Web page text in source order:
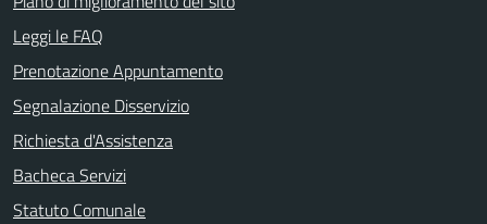
Leggi le FAQ
Prenotazione Appuntamento
Segnalazione Disservizio
Richiesta d'Assistenza
Bacheca Servizi
Statuto Comunale